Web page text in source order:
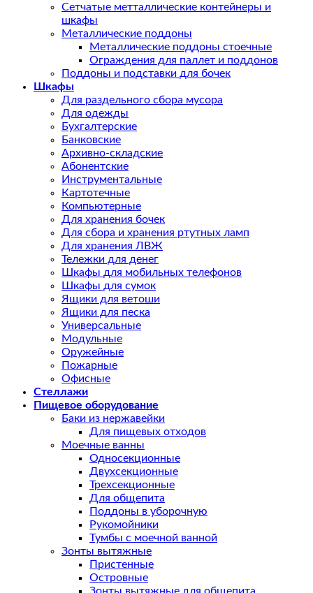
Сетчатые метталлические контейнеры и
шкафы
Металлические поддоны
Металлические поддоны стоечные
Ограждения для паллет и поддонов
Поддоны и подставки для бочек
Шкафы
Для раздельного сбора мусора
Для одежды
Бухгалтерские
Банковские
Архивно-складские
Абонентские
Инструментальные
Картотечные
Компьютерные
Для хранения бочек
Для сбора и хранения ртутных ламп
Для хранения ЛВЖ
Тележки для денег
Шкафы для мобильных телефонов
Шкафы для сумок
Ящики для ветоши
Ящики для песка
Универсальные
Модульные
Оружейные
Пожарные
Офисные
Стеллажи
Пищевое оборудование
Баки из нержавейки
Для пищевых отходов
Моечные ванны
Односекционные
Двухсекционные
Трехсекционные
Для общепита
Поддоны в уборочную
Рукомойники
Тумбы с моечной ванной
Зонты вытяжные
Пристенные
Островные
Зонты вытяжные для общепита